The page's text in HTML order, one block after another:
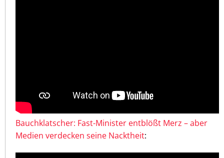
Bauchklatscher: Fast-Minister entblößt Merz – aber
Medien verdecken seine Nacktheit: